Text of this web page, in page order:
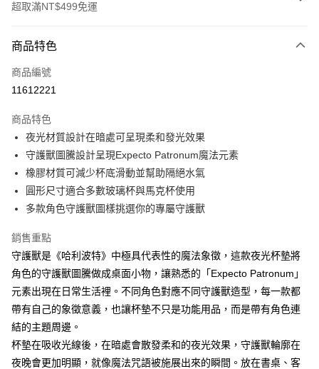
超取滿NT$499免運
信用卡一次付款
超商取貨付款
Apple Pay
街口支付
悠遊付
AFTEE先享後付
相關說明
AFTEE先享後付是「在收到商品之後才付款」的支付方式。 讓您購物簡單
便利好安心！
１．簡單：不需註冊會員、不需綁卡、不需儲值。
２．便利：只要手機號碼，簡訊認證，即可結帳。
３．安心：先確認商品／服務後，再付款。
１．於結帳方式選擇「AFTEE先享後付」後，將跳轉至「AFTEE先享後付」
結帳頁面，進行簡訊認證並確認金額後，即可完成結帳。
ATM付款
運送方式
全家付款取貨
每筆NT$60，滿NT$499(含以上)免運費
付款後全家取貨
商品特色
商品編號
11612221
商品特色
夜光材質設計在暗處可呈現柔和發光效果
守護獸圖騰設計呈現Expecto Patronum魔法元素
橡膠材質可減少杯底滑動並幫助隔絕水氣
圓形尺寸適合多數玻璃杯與馬克杯使用
多款角色守護獸圖樣挑選你的專屬守護獸
銷售重點
守護獸是《哈利波特》中極具代表性的魔法象徵，這款夜光杯墊將
角色的守護獸圖騰做成桌面小物，讓熟悉的「Expecto Patronum」
元素出現在日常生活裡。不同角色對應不同守護獸造型，每一款都
帶有自己的象徵意義，也讓杯墊不只是功能用品，而是帶有角色連
結的主題周邊。
杯墊在吸收光線後，在暗處會散發柔和的夜光效果，守護獸輪廓在
夜晚會更加明顯，就像魔法咒語被施展出來的瞬間。放在書桌、客